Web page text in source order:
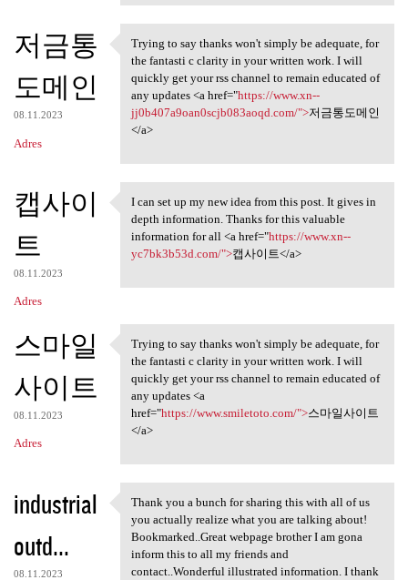
저금통
도메인
08.11.2023
Adres
Trying to say thanks won't
Trying to say thanks won't simply be adequate, for
the fantasti c clarity in your written work. I will
quickly get your rss channel to remain educated of
any updates <a href="https://www.xn--
jj0b407a9oan0scjb083aoqd.com/">저금통도메인
</a>
캡사이
트
08.11.2023
Adres
I can set up my new idea from
I can set up my new idea from this post. It gives in
depth information. Thanks for this valuable
information for all <a href="https://www.xn--
yc7bk3b53d.com/">캡사이트</a>
스마일
사이트
08.11.2023
Adres
Trying to say thanks won't
Trying to say thanks won't simply be adequate, for
the fantasti c clarity in your written work. I will
quickly get your rss channel to remain educated of
any updates <a
href="https://www.smiletoto.com/">스마일사이트
</a>
industrial
outd...
08.11.2023
Thank you a bunch for sharing
Thank you a bunch for sharing this with all of us
you actually realize what you are talking about!
Bookmarked..Great webpage brother I am gona
inform this to all my friends and
contact..Wonderful illustrated information. I thank